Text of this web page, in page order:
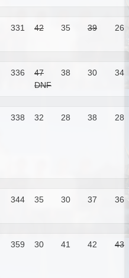
331 42 35 39 26
336
47
DNF
38 30 34
338 32 28 38 28
344 35 30 37 36
359 30 41 42 43